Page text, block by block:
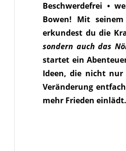
Beschwerdefrei •
Bowen! Mit
erkundest du die
sondern auch das
startet ein
Ideen, die nicht nur
Veränderung
mehr Frieden